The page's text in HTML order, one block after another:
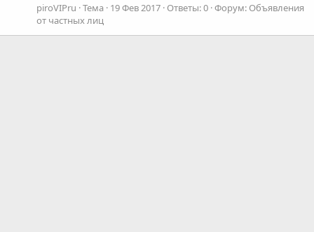
piroVIPru Тема 19 Фев 2017 Ответы: 0 Форум: Объявления
от частных лиц